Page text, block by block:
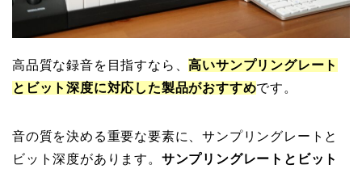
高品質な録音を目指すなら、高いサンプリングレート
とビット深度に対応した製品がおすすめです。
音の質を決める重要な要素に、サンプリングレートと
ビット深度があります。 サンプリングレートとビット